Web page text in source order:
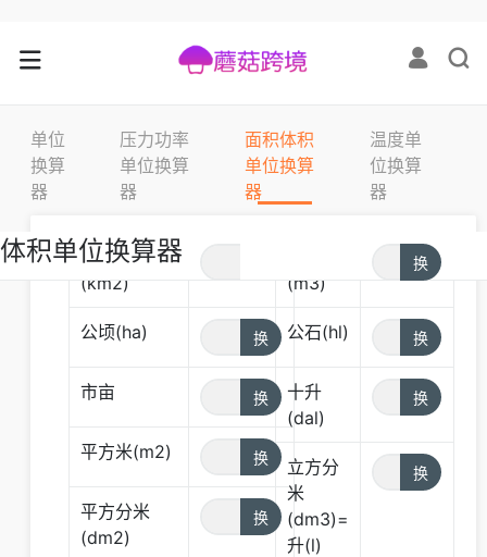
单位
换算
器
压力功率
单位换算
器
面积体积
单位换算
器
温度单
位换算
器
面积单位换算器
平方公里
(km2)
公顷(ha)
市亩
平方米(m2)
平方分米
(dm2)
体积单位换算器
(m3)
公石(hl)
十升
(dal)
立方分
米
(dm3)=
升(l)